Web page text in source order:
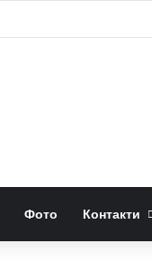
Фото Контакти